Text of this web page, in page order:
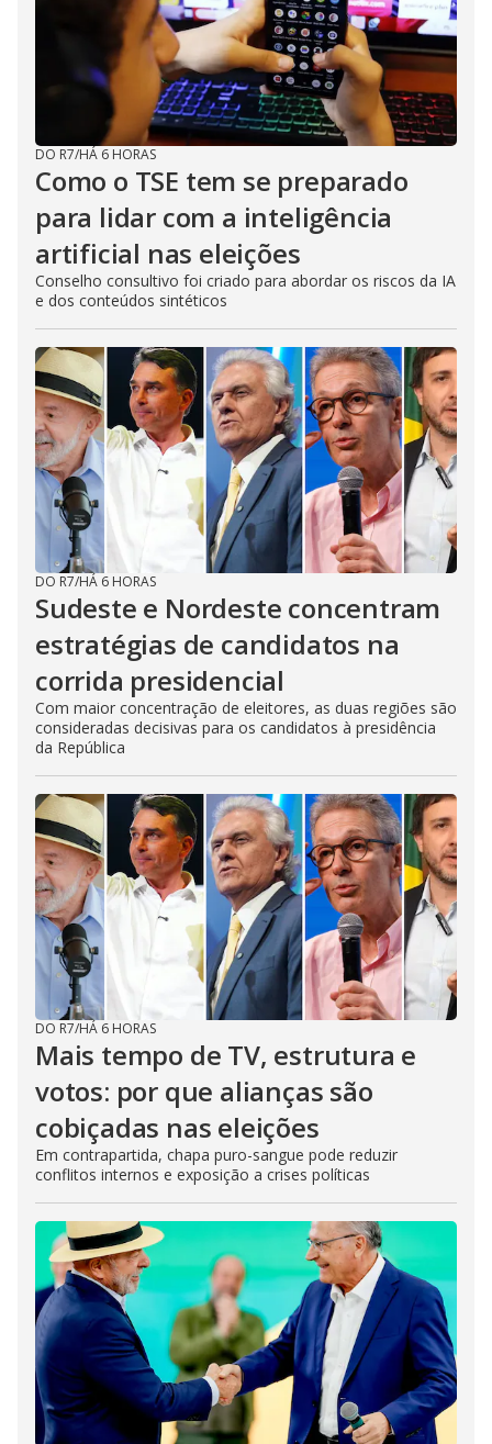
DO R7/HÁ 6 HORAS
Como o TSE tem se preparado
para lidar com a inteligência
artificial nas eleições
Conselho consultivo foi criado para abordar os riscos da IA
e dos conteúdos sintéticos
DO R7/HÁ 6 HORAS
Sudeste e Nordeste concentram
estratégias de candidatos na
corrida presidencial
Com maior concentração de eleitores, as duas regiões são
consideradas decisivas para os candidatos à presidência
da República
DO R7/HÁ 6 HORAS
Mais tempo de TV, estrutura e
votos: por que alianças são
cobiçadas nas eleições
Em contrapartida, chapa puro-sangue pode reduzir
conflitos internos e exposição a crises políticas